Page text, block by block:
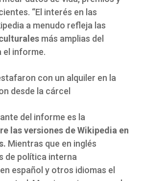
“El interés en las
a menudo refleja las
más amplias del
el informe.
con un alquiler en la
desde la cárcel
del informe es la
las versiones de Wikipedia en
Mientras que en inglés
de política interna
español y otros idiomas el